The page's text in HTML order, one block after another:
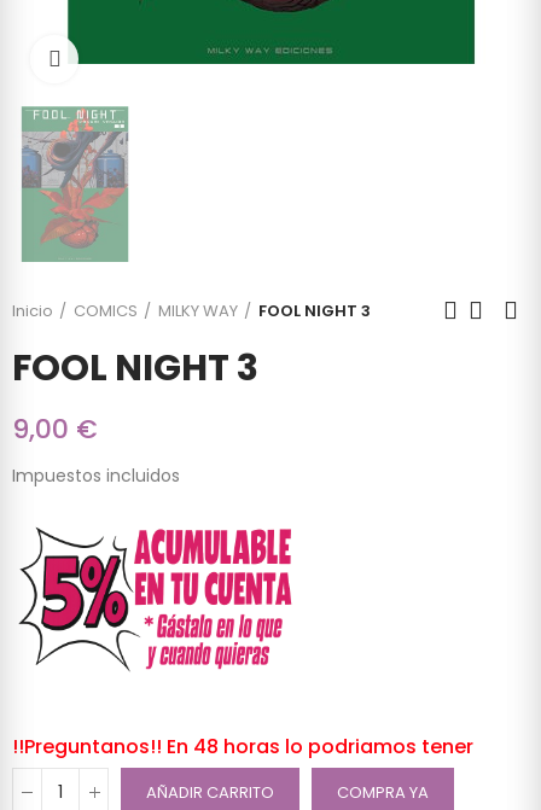
Click to enlarge
Inicio COMICS MILKY WAY FOOL NIGHT 3
FOOL NIGHT 3
9,00 €
Impuestos incluidos
!!Preguntanos!! En 48 horas lo podriamos tener
AÑADIR CARRITO COMPRA YA